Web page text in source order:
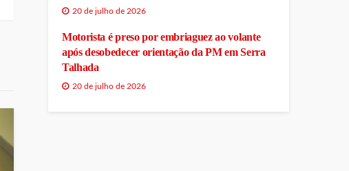
20 de julho de 2026
Motorista é preso por embriaguez ao volante
após desobedecer orientação da PM em Serra
Talhada
20 de julho de 2026